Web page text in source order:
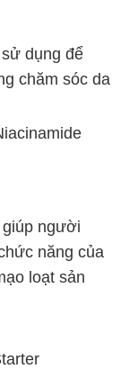
dụng để
chăm sóc da
người
năng của
loạt sản